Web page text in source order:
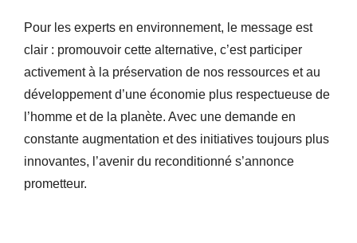
Pour les experts en environnement, le message est
clair : promouvoir cette alternative, c’est participer
activement à la préservation de nos ressources et au
développement d’une économie plus respectueuse de
l’homme et de la planète. Avec une demande en
constante augmentation et des initiatives toujours plus
innovantes, l’avenir du reconditionné s’annonce
prometteur.